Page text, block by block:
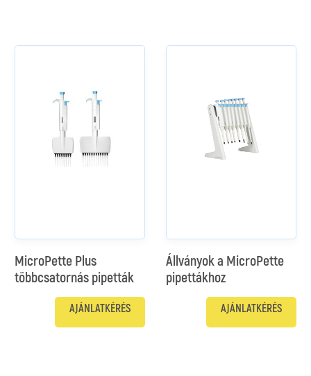
MicroPette Plus
többcsatornás pipetták
AJÁNLATKÉRÉS
Állványok a MicroPette
pipettákhoz
AJÁNLATKÉRÉS